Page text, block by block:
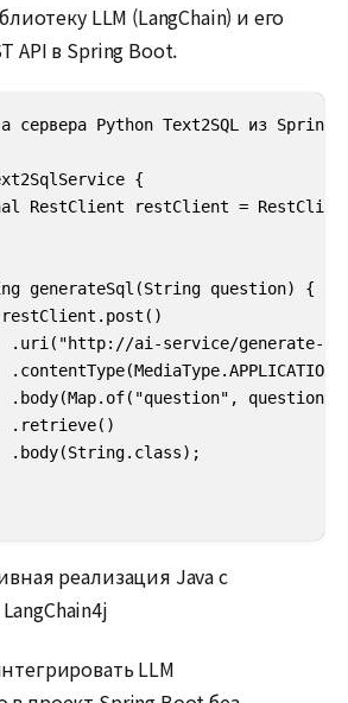
LLM (LangChain) и его
API в Spring Boot.
сервера Python Text2SQL из Spring
{
RestClient restClient =
generateSql(String question) {
.uri("http://ai-service/generate-
.body(Map.of("question", question))
.retrieve()
.body(String.class);
реализация Java с
LLM